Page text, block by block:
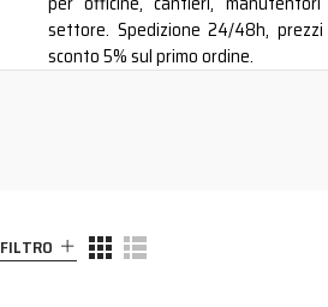
settore. Spedizione 24/48h,
sconto 5% sul primo ordine.
FILTRO